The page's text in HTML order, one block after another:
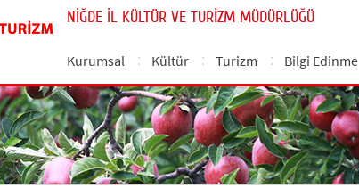
NİĞDE İL KÜLTÜR VE TURİZM MÜDÜRLÜĞÜ
Kurumsal Kültür Turizm Bilgi Edinme